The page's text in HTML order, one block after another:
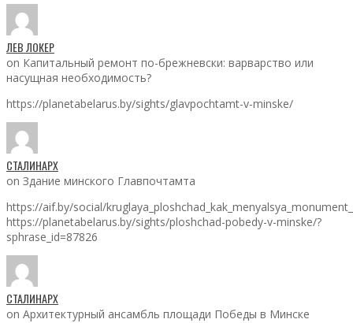
ЛЕВ ЛОКЕР
on Капитальный ремонт по-брежневски: варварство или
насущная необходимость?
https://planetabelarus.by/sights/glavpochtamt-v-minske/
СТАЛИНАРХ
on Здание минского Главпочтамта
https://aif.by/social/
https://planetabelarus.by/sights/ploshchad-pobedy-v-minske/?
sphrase_id=87826
СТАЛИНАРХ
on Архитектурный ансамбль площади Победы в Минске